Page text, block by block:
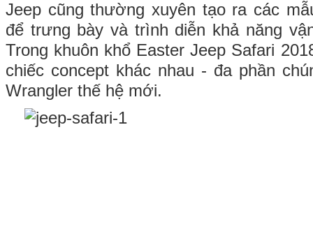
Jeep cũng thường xuyên tạo ra các
để trưng bày và trình diễn khả năng
Trong khuôn khổ Easter Jeep Safari
chiếc concept khác nhau - đa phần
Wrangler thế hệ mới.